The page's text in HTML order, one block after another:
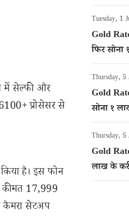
में सेल्फी और
प्रोसेसर से
है। इस फोन
कीमत 17,999
कैमरा सेटअप
गोल्ड का
Tuesday, 1
Gold
फिर
कैरेट गोल्ड
Thursday,
Gold
सोना १
गोल्ड का
Thursday,
Gold
लाख के
का रेट